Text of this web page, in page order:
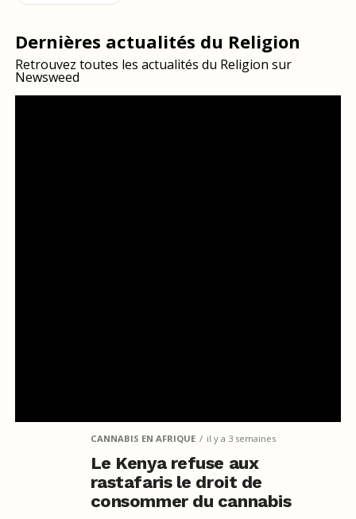
Dernières actualités du Religion
Retrouvez toutes les actualités du Religion sur
Newsweed
CANNABIS EN AFRIQUE il y a 3 semaines
Le Kenya refuse aux
rastafaris le droit de
consommer du cannabis